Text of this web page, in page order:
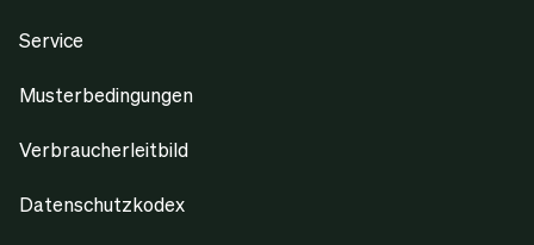
Service
Musterbedingungen
Verbraucherleitbild
Datenschutzkodex